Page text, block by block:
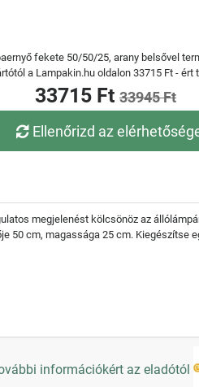
fekete 50/50/25, arany belsővel
a Lampakin.hu oldalon 33715 Ft - ért
33715 Ft 33945 Ft
Ellenőrizd az
megjelenést kölcsönöz az
cm, magassága 25 cm. Kiegészítse
információkért az eladótól